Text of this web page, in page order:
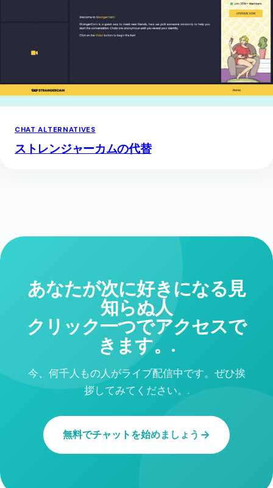
CHAT ALTERNATIVES
ストレンジャーカムの代替
あなたが次に好きになる見
知らぬ人
クリック一つでアクセスで
きます。.
今、何千人もの人がライブ配信中です。ぜひ挨
拶してみてください。.
無料でチャットを始めましょう